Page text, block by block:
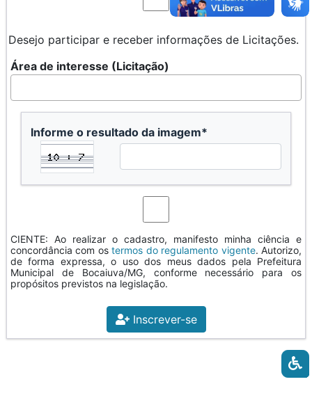
Desejo participar e receber informações de Licitações.
Área de interesse (Licitação)
Informe o resultado da imagem*
CIENTE: Ao realizar o cadastro, manifesto minha ciência e
concordância com ostermos do regulamento vigente. Autorizo,
de forma expressa, o uso dos meus dados pela Prefeitura
Municipal de Bocaiuva/MG, conforme necessário para os
propósitos previstos na legislação.
Inscrever-se